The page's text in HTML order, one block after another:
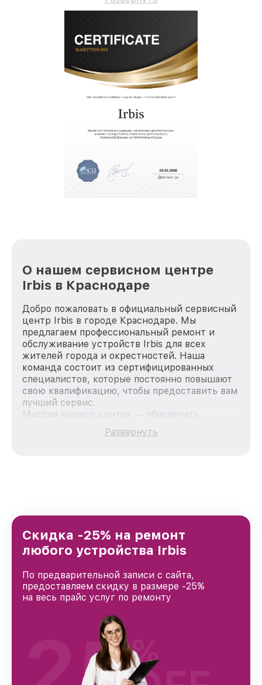
О нашем сервисном центре
Irbis в Краснодаре
Добро пожаловать в официальный сервисный
центр Irbis в городе Краснодаре. Мы
предлагаем профессиональный ремонт и
обслуживание устройств Irbis для всех
жителей города и окрестностей. Наша
команда состоит из сертифицированных
специалистов, которые постоянно повышают
свою квалификацию, чтобы предоставить вам
лучший сервис.
Миссия нашего центра — обеспечить
качественный и доступный ремонт для
каждого пользователя продукции Irbis, вне
Развернуть
Скидка -25% на ремонт
любого устройства Irbis
По предварительной записи с сайта,
предоставляем скидку в размере -25%
на весь прайс услуг по ремонту
%